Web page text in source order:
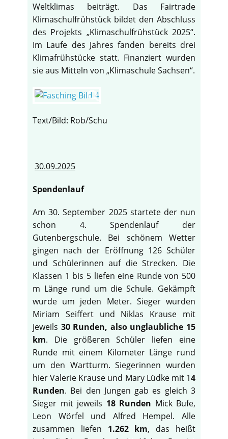
Weltklimas beiträgt. Das Fairtrade
Klimaschulfrühstück bildet den Abschluss
des Projekts „Klimaschulfrühstück 2025“.
Im Laufe des Jahres fanden bereits drei
Klimafrühstücke statt. Finanziert wurden
sie aus Mitteln von „Klimaschule Sachsen“.
Text/Bild: Rob/Schu
30.09.2025
Spendenlauf
Am 30. September 2025 startete der nun
schon 4. Spendenlauf der
Gutenbergschule. Bei schönem Wetter
gingen nach der Eröffnung 126 Schüler
und Schülerinnen auf die Strecken. Die
Klassen 1 bis 5 liefen eine Runde von 500
m Länge rund um die Schule. Gekämpft
wurde um jeden Meter. Sieger wurden
Miriam Seiffert und Niklas Krause mit
jeweils 30 Runden, also unglaubliche 15
km. Die größeren Schüler liefen eine
Runde mit einem Kilometer Länge rund
um den Wartturm. Siegerinnen wurden
hier Valerie Krause und Mary Lüdke mit 14
Runden. Bei den Jungen gab es gleich 3
Sieger mit jeweils 18 Runden Mick Bufe,
Leon Wörfel und Alfred Hempel. Alle
zusammen liefen 1.262 km, das heißt